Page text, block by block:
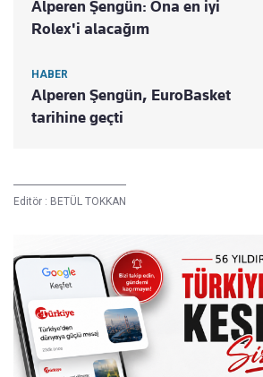
Alperen Şengün: Ona en iyi
Rolex'i alacağım
HABER
Alperen Şengün, EuroBasket
tarihine geçti
Editör : BETÜL TOKKAN